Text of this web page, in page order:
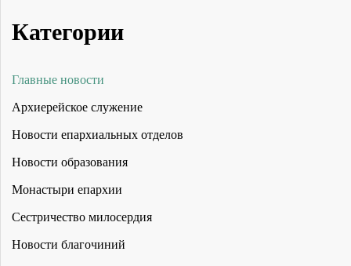
Категории
Главные новости
Архиерейское служение
Новости епархиальных отделов
Новости образования
Монастыри епархии
Сестричество милосердия
Новости благочиний